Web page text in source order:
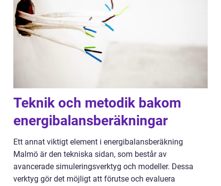
Teknik och metodik bakom
energibalansberäkningar
Ett annat viktigt element i energibalansberäkning
Malmö är den tekniska sidan, som består av
avancerade simuleringsverktyg och modeller. Dessa
verktyg gör det möjligt att förutse och evaluera